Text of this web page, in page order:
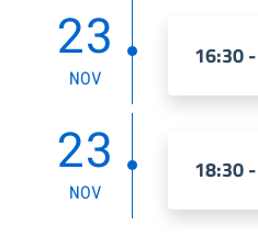
23
NOV
16:30
23
NOV
18:30